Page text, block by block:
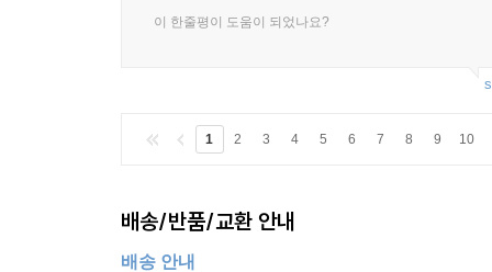
이 한줄평이 도움이 되었나요?
1 2 3 4 5 6 7 8 9 10
배송/반품/교환 안내
배송 안내